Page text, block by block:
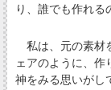
り、誰でも作れる
私は、元の素材
ェアのように、作
神をみる思いがし